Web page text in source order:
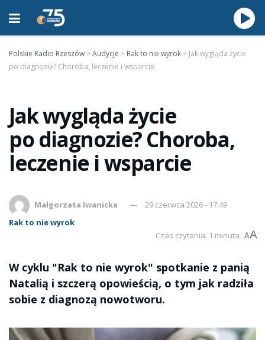
Polskie Radio Rzeszów >Audycje > Rak to nie wyrok > Jak wygląda życie
po diagnozie? Choroba, leczenie i wsparcie
Jak wygląda życie
po diagnozie? Choroba,
leczenie i wsparcie
Małgorzata Iwanicka
29 czerwca 2026 - 17:49
Rak to nie wyrok
Czas czytania: 1 minuta AA
W cyklu "Rak to nie wyrok" spotkanie z panią
Natalią i szczerą opowieścią, o tym jak radziła
sobie z diagnozą nowotworu.